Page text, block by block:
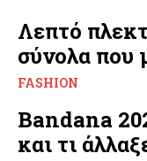
Λεπτό
σύνολα που
FASHION
Bandana
και τι